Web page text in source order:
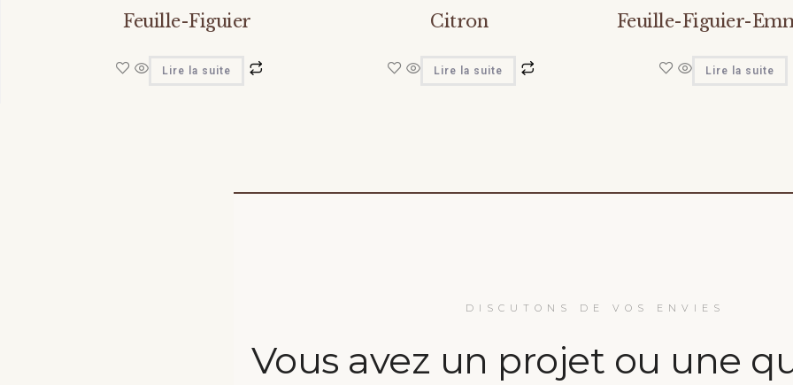
Feuille-Figuier
Lire la suite
Citron
Lire la suite
Feuille-Figuier-
Lire la suite
DISCUTONS DE VOS ENVIES
Vous avez un projet ou une